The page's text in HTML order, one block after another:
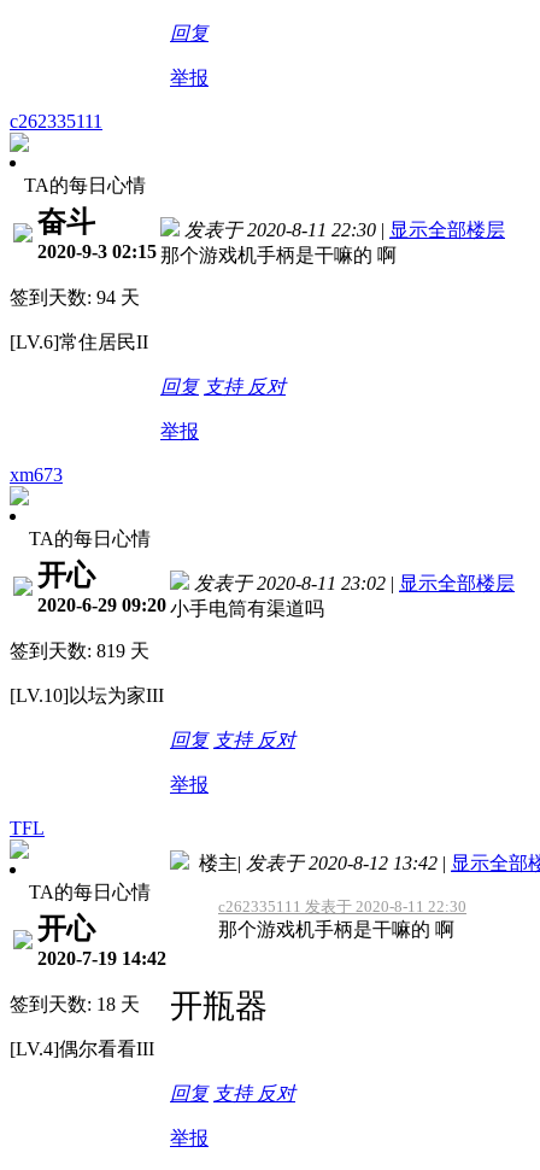
回复
举报
c262335111
TA的每日心情
奋斗
2020-9-3 02:15
签到天数: 94 天
[LV.6]常住居民II
发表于 2020-8-11 22:30 | 显示全部楼层
那个游戏机手柄是干嘛的 啊
回复 支持 反对
举报
xm673
TA的每日心情
开心
2020-6-29 09:20
签到天数: 819 天
[LV.10]以坛为家III
发表于 2020-8-11 23:02 | 显示全部楼层
小手电筒有渠道吗
回复 支持 反对
举报
TFL
TA的每日心情
开心
2020-7-19 14:42
签到天数: 18 天
[LV.4]偶尔看看III
楼主| 发表于 2020-8-12 13:42 | 显示全部
c262335111 发表于 2020-8-11 22:30
那个游戏机手柄是干嘛的 啊
开瓶器
回复 支持 反对
举报